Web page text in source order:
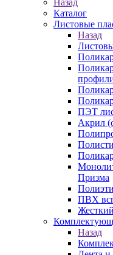
Назад
Каталог
Листовые
Назад
ПЭТ
Акрил
Призма
ПВХ
Назад